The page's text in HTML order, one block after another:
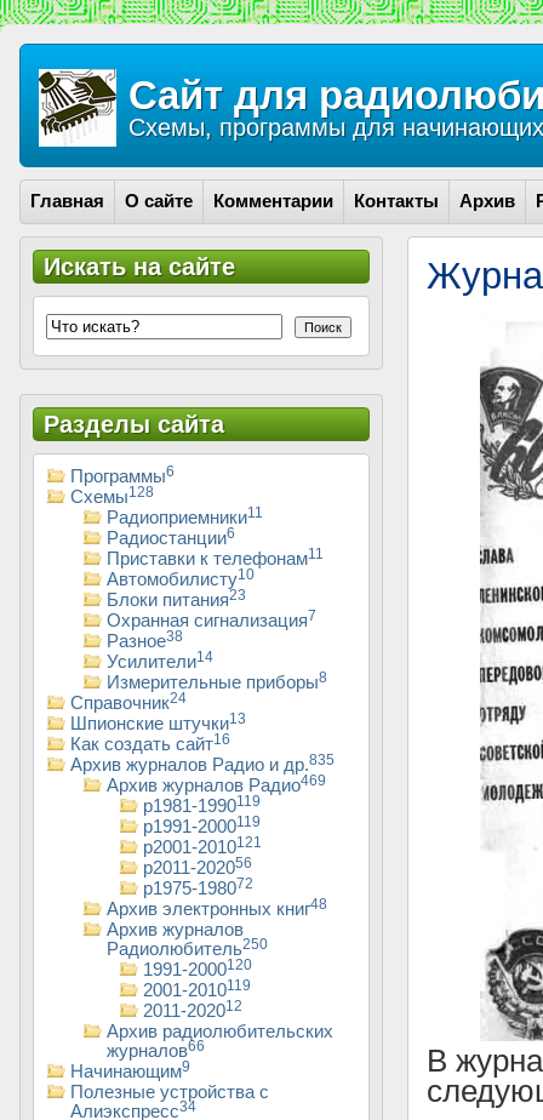
Сайт для
Схемы, программы для
Главная О сайте Комментарии Контакты Архив
В
Искать на сайте
Поиск
Разделы сайта
Программы6
Схемы128
Радиоприемники11
Радиостанции6
Приставки к телефонам11
Автомобилисту10
Блоки питания23
Охранная сигнализация7
Разное38
Усилители14
Измерительные приборы8
Справочник24
Шпионские штучки13
Как создать сайт16
Архив журналов Радио и др.835
Архив журналов Радио469
р1981-1990119
р1991-2000119
р2001-2010121
р2011-202056
р1975-198072
Архив электронных книг48
Архив журналов
Радиолюбитель250
1991-2000120
2001-2010119
2011-202012
Архив радиолюбительских
журналов66
Начинающим9
Полезные устройства с
Алиэкспресс34